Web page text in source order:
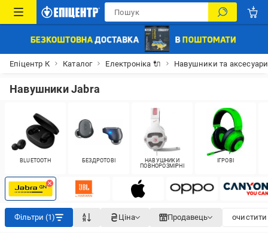
Епіцентр К Каталог Електроніка 🔌 Навушники та аксесуари
Навушники Jabra
BLUETOOTH БЕЗДРОТОВІ
НАВУШНИКИ
ПОВНОРОЗМІРНІ
ІГРОВІ
Фільтри (1) Ціна Продавець очистити